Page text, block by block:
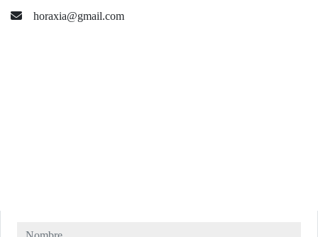
horaxia@gmail.com
Nombre